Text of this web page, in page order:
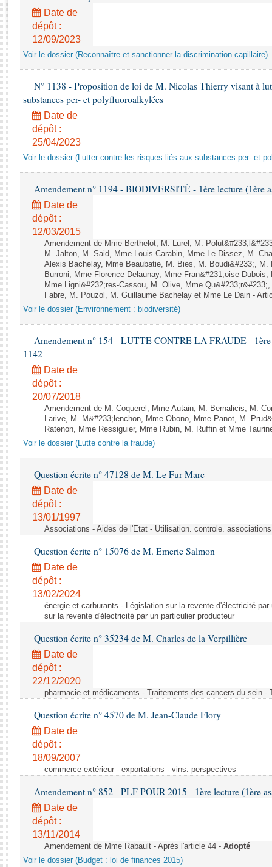
Rapports d'enquête
Rapports législatifs
Rapports sur l'application des lois
Dossiers législatifs
Budget et sécurité sociale
Questions écrites et orales
Comptes rendus des débats
Date de
dépôt :
12/09/2023
Voir le dossier (Reconnaître et sanctionner la discrimination capillaire)
N° 1138 - Proposition de loi de M. Nicolas Thierry visant à
substances per- et polyfluoroalkylées
Date de
dépôt :
25/04/2023
Voir le dossier (Lutter contre les risques liés aux substances per- et
Amendement n° 1194 - BIODIVERSITÉ - 1ère lecture (1ère
Date de
dépôt :
12/03/2015
Amendement de Mme Berthelot, M. Lurel, M.
M. Jalton, M. Said, Mme Louis-Carabin, Mme Le Dissez, M.
Alexis Bachelay, Mme Beaubatie, M. Bies, M. Boudi&#233;,
Burroni, Mme Florence Delaunay, Mme Fran&#231;oise
Mme Ligni&#232;res-Cassou, M. Olive, Mme
Fabre, M. Pouzol, M. Guillaume Bachelay et Mme Le Dain -
Voir le dossier (Environnement : biodiversité)
Amendement n° 154 - LUTTE CONTRE LA FRAUDE - 1ère
1142
Date de
dépôt :
20/07/2018
Amendement de M. Coquerel, Mme Autain, M. Bernalicis, M.
Larive, M. M&#233;lenchon, Mme Obono, Mme Panot, M.
Ratenon, Mme Ressiguier, Mme Rubin, M. Ruffin et Mme
Voir le dossier (Lutte contre la fraude)
Question écrite n° 47128 de M. Le Fur Marc
Date de
dépôt :
13/01/1997
Associations - Aides de l'Etat - Utilisation. controle.
Question écrite n° 15076 de M. Emeric Salmon
Date de
dépôt :
13/02/2024
énergie et carburants - Législation sur la revente d'électricité
sur la revente d'électricité par un particulier producteur
Question écrite n° 35234 de M. Charles de la Verpillière
Date de
dépôt :
22/12/2020
pharmacie et médicaments - Traitements des cancers du sein -
Question écrite n° 4570 de M. Jean-Claude Flory
Date de
dépôt :
18/09/2007
commerce extérieur - exportations - vins. perspectives
Amendement n° 852 - PLF POUR 2015 - 1ère lecture (1ère
Date de
dépôt :
13/11/2014
Amendement de Mme Rabault - Après l'article 44 - Adopté
Voir le dossier (Budget : loi de finances 2015)